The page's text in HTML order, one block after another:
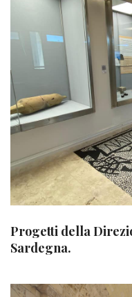
Progetti della
Sardegna.